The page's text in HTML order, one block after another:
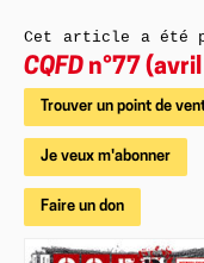
Cet article a été
CQFD n°77
Trouver un point de
Je veux m'abonner
Faire un don